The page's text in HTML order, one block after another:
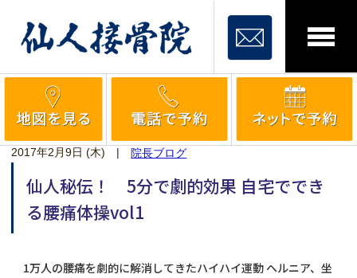
2017年2月9日 (木) 院長ブログ
仙人秘伝！ 5分で劇的効果 自宅ででき
る腰痛体操vol1
1万人の腰痛を劇的に解消してきたハイハイ運動 ヘルニア、坐